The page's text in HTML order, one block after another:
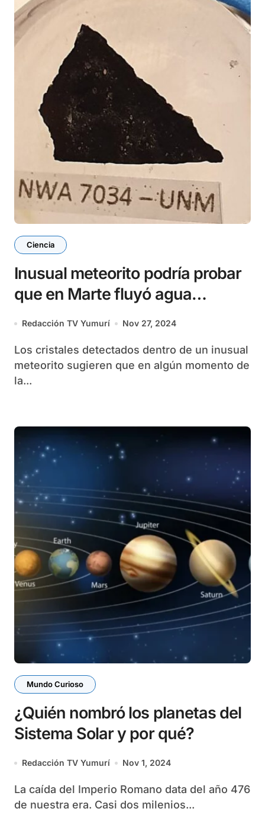
Ciencia
Inusual meteorito podría probar
que en Marte fluyó agua
caliente en algún momento de
Redacción TV Yumurí Nov 27, 2024
Los cristales detectados dentro de un inusual
meteorito sugieren que en algún momento de
la...
Mundo Curioso
¿Quién nombró los planetas del
Sistema Solar y por qué?
Redacción TV Yumurí Nov 1, 2024
La caída del Imperio Romano data del año 476
de nuestra era. Casi dos milenios...